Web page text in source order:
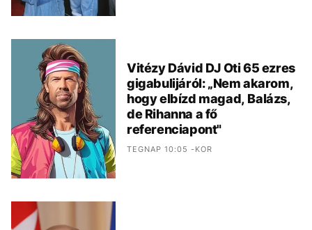
Vitézy Dávid DJ Oti 65 ezres
gigabulijáról: „Nem akarom,
hogy elbízd magad, Balázs,
de Rihanna a fő
referenciapont"
TEGNAP 10:05 -KOR